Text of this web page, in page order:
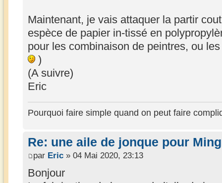
Maintenant, je vais attaquer la partir
espèce de papier in-tissé en
pour les combinaison de peintres, ou
)
(A suivre)
Eric
Pourquoi faire simple quand on peut faire
Re: une aile de jonque pour
par Eric » 04 Mai 2020, 23:13
Bonjour